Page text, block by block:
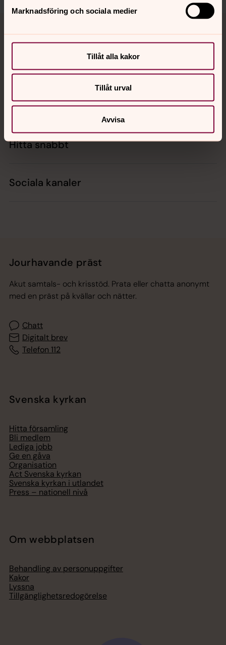
Marknadsföring och sociala medier
Tillåt alla kakor
Tillåt urval
Avvisa
Tillbaka till toppen
Tillbaka till innehållet
Kontakt
Kalender
Hitta snabbt
Sociala kanaler
Jourhavande präst
Akut samtals- och krisstöd. Prata eller chatta anonymt
med en präst på kvällar och nätter.
Chatt
Digitalt brev
Telefon 112
Svenska kyrkan
Hitta församling
Bli medlem
Lediga jobb
Ge en gåva
Organisation
Act Svenska kyrkan
Svenska kyrkan i utlandet
Press – nationell nivå
Om webbplatsen
Behandling av personuppgifter
Kakor
Lyssna
Tillgänglighetsredogörelse